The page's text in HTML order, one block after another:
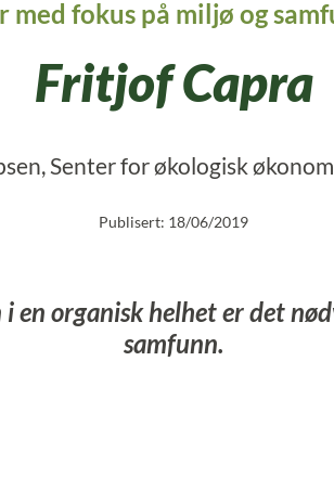
fokus på miljø og
Fritjof Capra
Senter for økologisk
Publisert: 18/06/2019
en organisk helhet er det
samfunn.